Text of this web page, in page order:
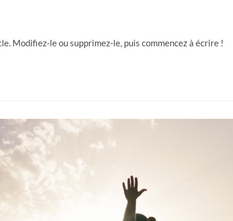
Modifiez-le ou supprimez-le, puis commencez à écrire !